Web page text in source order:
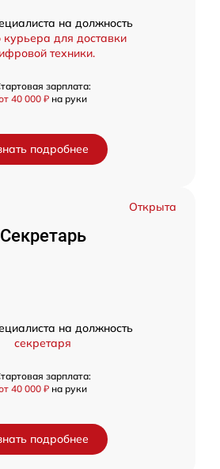
на должность
для доставки
техники.
зарплата:
40 000 ₽ на руки
подробнее
Открыта
Секретарь
на должность
секретаря
зарплата:
40 000 ₽ на руки
подробнее